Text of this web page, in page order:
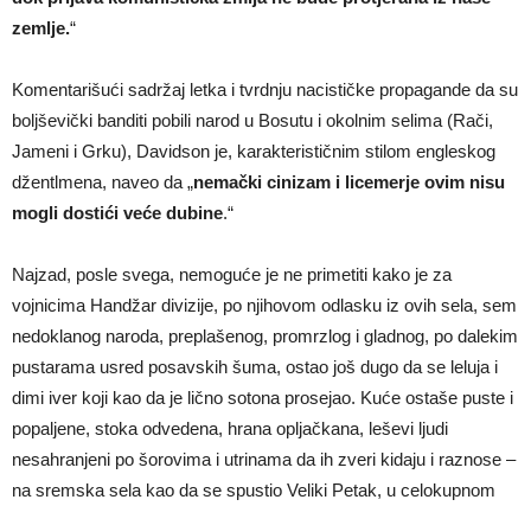
zemlje.“
Komentarišući sadržaj letka i tvrdnju nacističke propagande da su
boljševički banditi pobili narod u Bosutu i okolnim selima (Rači,
Jameni i Grku), Davidson je, karakterističnim stilom engleskog
džentlmena, naveo da „nemački cinizam i licemerje ovim nisu
mogli dostići veće dubine.“
Najzad, posle svega, nemoguće je ne primetiti kako je za
vojnicima Handžar divizije, po njihovom odlasku iz ovih sela, sem
nedoklanog naroda, preplašenog, promrzlog i gladnog, po dalekim
pustarama usred posavskih šuma, ostao još dugo da se leluja i
dimi iver koji kao da je lično sotona prosejao. Kuće ostaše puste i
popaljene, stoka odvedena, hrana opljačkana, leševi ljudi
nesahranjeni po šorovima i utrinama da ih zveri kidaju i raznose –
na sremska sela kao da se spustio Veliki Petak, u celokupnom